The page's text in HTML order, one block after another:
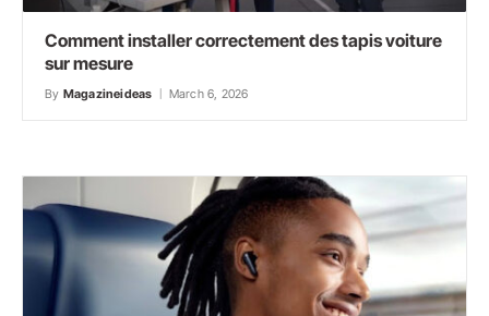
Comment installer correctement des tapis voiture
sur mesure
By Magazineideas March 6, 2026